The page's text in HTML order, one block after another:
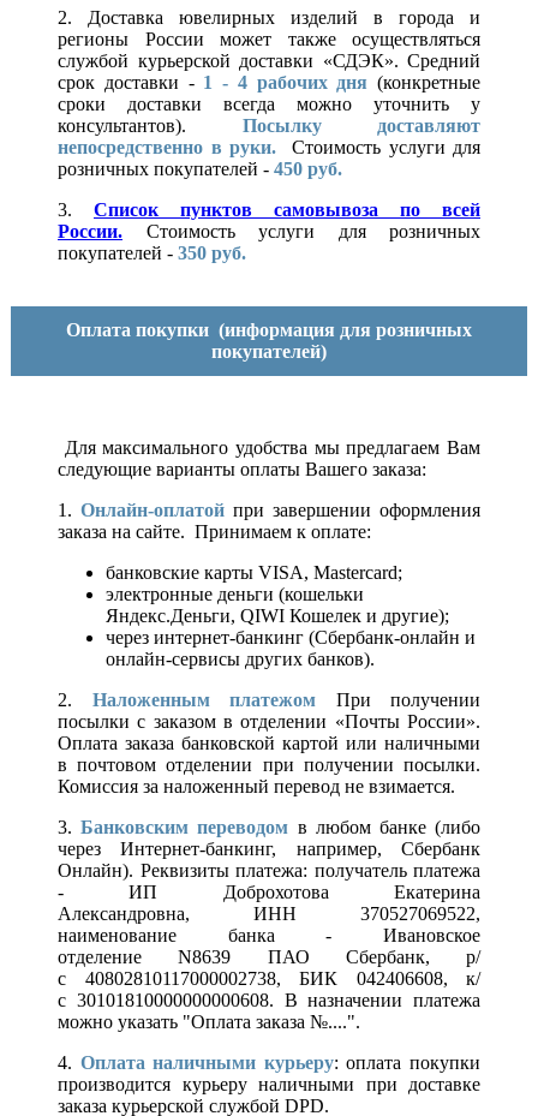
2. Доставка ювелирных изделий в города и
регионы России может также осуществляться
службой курьерской доставки «СДЭК». Средний
срок доставки - 1 - 4 рабочих дня (конкретные
сроки доставки всегда можно уточнить у
консультантов). Посылку доставляют
непосредственно в руки.
Стоимость услуги для
розничных покупателей - 450 руб.
3. Список пунктов самовывоза по всей
России.
Стоимость услуги для розничных
покупателей - 350 руб.
Оплата покупки (информация для розничных
покупателей)
Для максимального удобства мы предлагаем Вам
следующие варианты оплаты Вашего заказа:
1. Онлайн-оплатой при завершении оформления
заказа на сайте. Принимаем к оплате:
банковские карты VISA, Mastercard;
электронные деньги (кошельки
Яндекс.Деньги, QIWI Кошелек и другие);
через интернет-банкинг (Сбербанк-онлайн и
онлайн-сервисы других банков).
2. Наложенным платежом При получении
посылки с заказом в отделении «Почты России».
Оплата заказа банковской картой или наличными
в почтовом отделении при получении посылки.
Комиссия за наложенный перевод не взимается.
3.Банковским переводом в любом банке (либо
через Интернет-банкинг, например, Сбербанк
Онлайн). Реквизиты платежа: получатель платежа
- ИП Доброхотова Екатерина
Александровна, ИНН 370527069522,
наименование банка - Ивановское
отделение N8639 ПАО Сбербанк, р/
с 40802810117000002738, БИК 042406608, к/
с 30101810000000000608. В назначении платежа
можно указать "Оплата заказа №....".
4. Оплата наличными курьеру: оплата покупки
производится курьеру наличными при доставке
заказа курьерской службой DPD.